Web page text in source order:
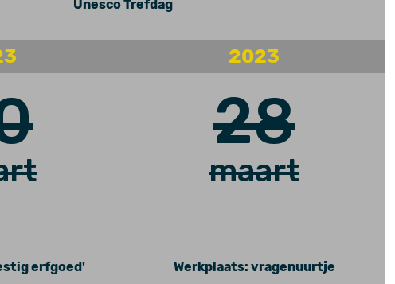
Unesco Trefdag
erfgoed'
2023
28
maart
Werkplaats: vragenuurtje